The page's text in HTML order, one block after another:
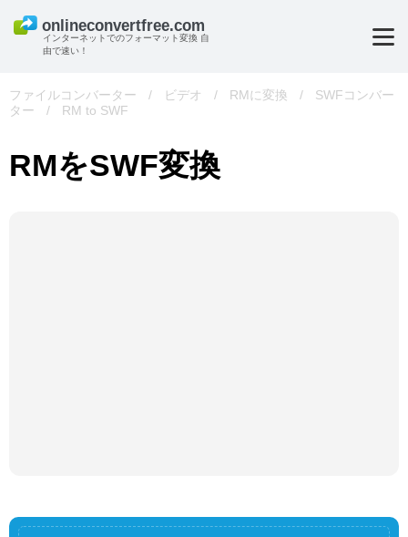
インターネットでのフォーマット変換 自
由で速い！
ファイルコンバーター / ビデオ / RMに変換 /
SWFコンバー
ター
/ RM to SWF
RMをSWF変換